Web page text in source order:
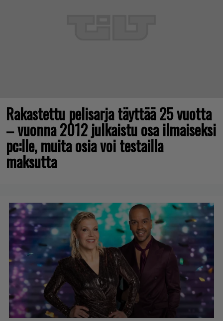
Rakastettu pelisarja täyttää 25 vuotta
– vuonna 2012 julkaistu osa ilmaiseksi
pc:lle, muita osia voi testailla
maksutta